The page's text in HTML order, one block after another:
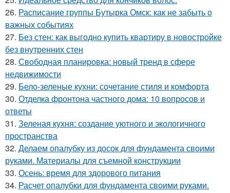
26. Расписание группы Бутырка Омск: как не забыть о
важных событиях
27. Без стен: как выгодно купить квартиру в новостройке
без внутренних стен
28. Свободная планировка: новый тренд в сфере
недвижимости
29. Бело-зеленые кухни: сочетание стиля и комфорта
30. Отделка фронтона частного дома: 10 вопросов и
ответы
31. Зеленая кухня: создание уютного и экологичного
пространства
32. Делаем опалубку из досок для фундамента своими
руками. Материалы для съемной конструкции
33. Осень: время для здорового питания
34. Расчет опалубки для фундамента своими руками.